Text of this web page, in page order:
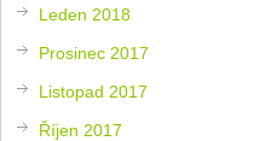
Leden 2018
Prosinec 2017
Listopad 2017
Říjen 2017